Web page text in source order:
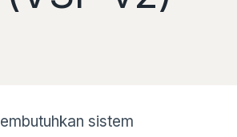
sistem